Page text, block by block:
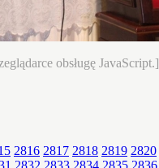
obsługę JavaScript.]
2816 2817 2818 2819 2820
2832 2833 2834 2835 2836